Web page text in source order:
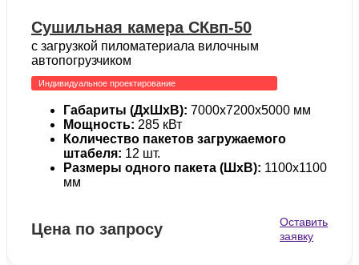
Сушильная камера СКвп-50
с загрузкой пиломатериала вилочным
автопогрузчиком
Индивидуальное проектирование
Габариты (ДхШхВ): 7000х7200х5000 мм
Мощность: 285 кВт
Количество пакетов загружаемого
штабеля: 12 шт.
Размеры одного пакета (ШхВ): 1100х1100
мм
Цена по запросу
Оставить
заявку